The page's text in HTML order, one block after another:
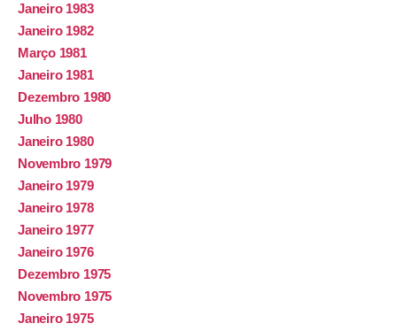
Janeiro 1983
Janeiro 1982
Março 1981
Janeiro 1981
Dezembro 1980
Julho 1980
Janeiro 1980
Novembro 1979
Janeiro 1979
Janeiro 1978
Janeiro 1977
Janeiro 1976
Dezembro 1975
Novembro 1975
Janeiro 1975